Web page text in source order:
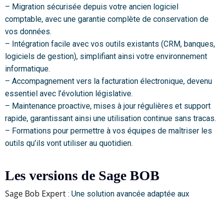
– Migration sécurisée depuis votre ancien logiciel
comptable, avec une garantie complète de conservation de
vos données.
– Intégration facile avec vos outils existants (CRM, banques,
logiciels de gestion), simplifiant ainsi votre environnement
informatique.
– Accompagnement vers la facturation électronique, devenu
essentiel avec l’évolution législative.
– Maintenance proactive, mises à jour régulières et support
rapide, garantissant ainsi une utilisation continue sans tracas.
– Formations pour permettre à vos équipes de maîtriser les
outils qu’ils vont utiliser au quotidien.
Les versions de Sage BOB
Sage Bob Expert : Une solution avancée adaptée aux